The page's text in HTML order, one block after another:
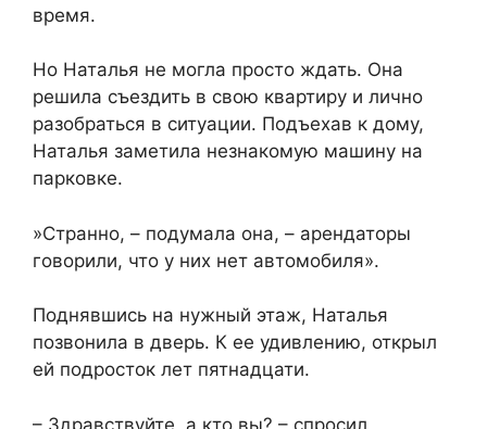
время.​
​Но Наталья не могла просто ждать. Она
решила съездить в свою квартиру и лично
разобраться в ситуации. Подъехав к дому,
Наталья заметила незнакомую машину на
парковке.​
​»Странно, – подумала она, – арендаторы
говорили, что у них нет автомобиля».​
​Поднявшись на нужный этаж, Наталья
позвонила в дверь. К ее удивлению, открыл
ей подросток лет пятнадцати.​
​– Здравствуйте, а кто вы? – спросил